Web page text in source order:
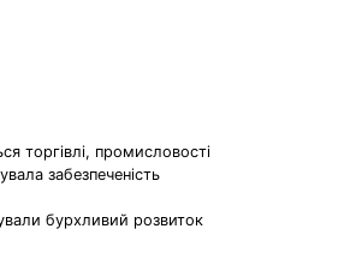
торгівлі, промисловості
забезпеченість
бурхливий розвиток